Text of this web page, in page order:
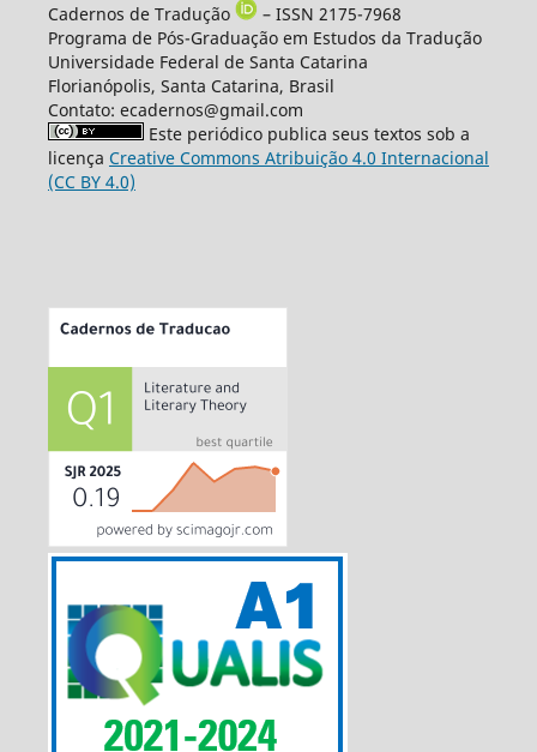
Cadernos de Tradução
– ISSN 2175-7968
Programa de Pós-Graduação em Estudos da Tradução
Universidade Federal de Santa Catarina
Florianópolis, Santa Catarina, Brasil
Contato: ecadernos@gmail.com
Este periódico publica seus textos sob a
licença Creative Commons Atribuição 4.0 Internacional
(CC BY 4.0)